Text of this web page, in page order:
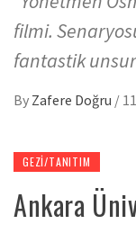
filmi.
fantastik
By Zafere Doğru /
GEZI/TANITIM
Ankara